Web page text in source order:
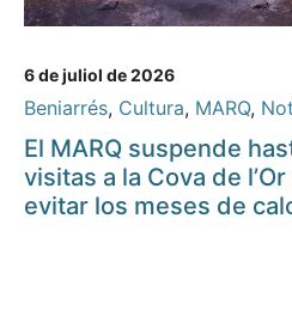
6 de juliol de 2026
Beniarrés, Cultura, MARQ,
El MARQ suspende
visitas a la Cova de
evitar los meses de